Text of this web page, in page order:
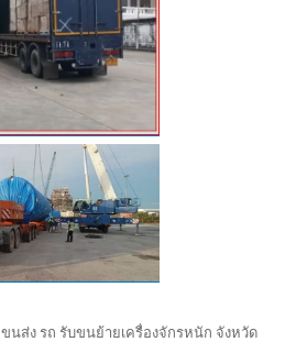
Tags
ขนส่ง รถ รับขนย้ายเครื่องจักรหนัก จังหวัด